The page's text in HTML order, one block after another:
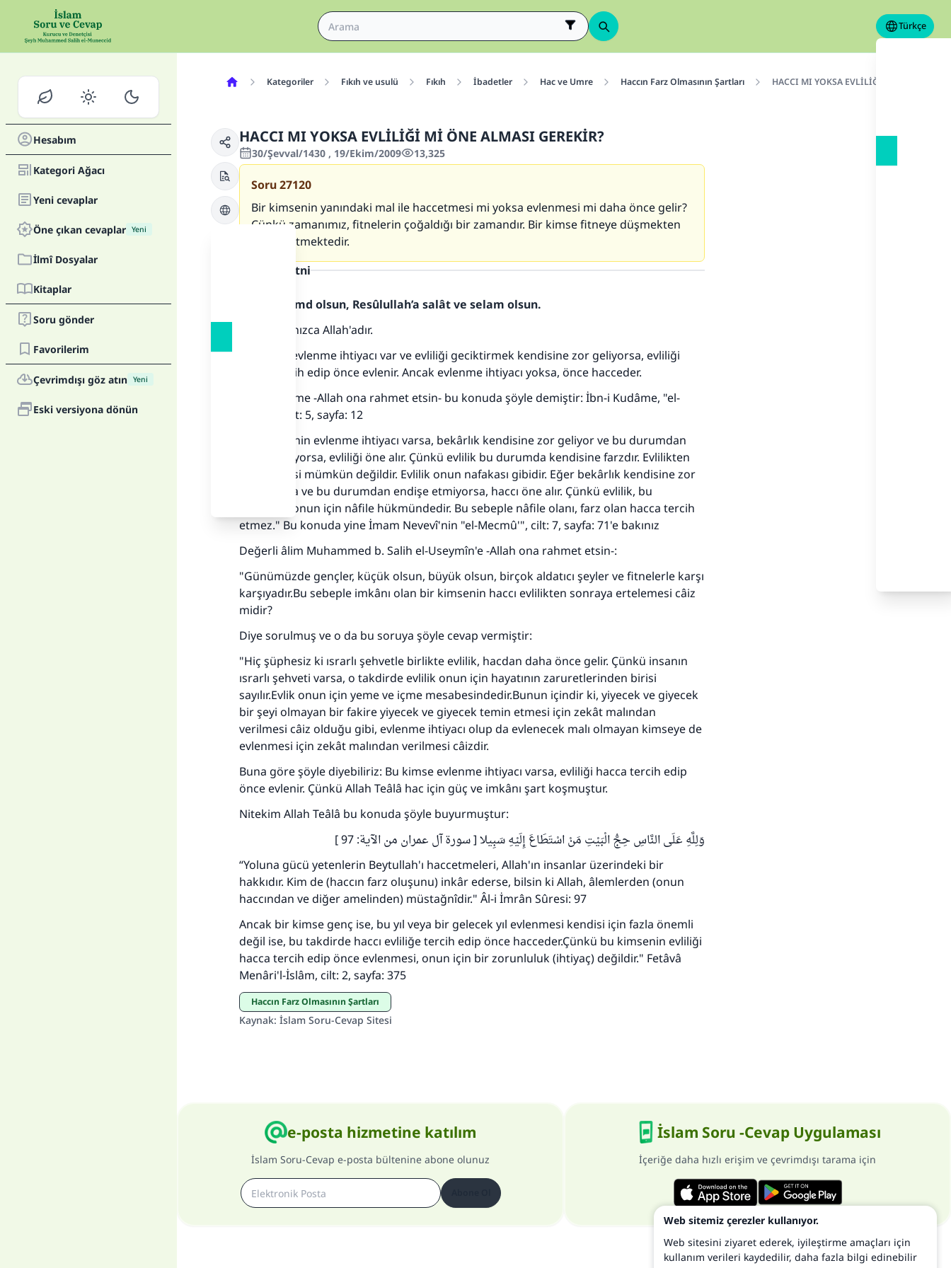
Türkçe
Hesabım
Kategori Ağacı
Yeni cevaplar
Öne çıkan cevaplar Yeni
İlmî Dosyalar
Kitaplar
Soru gönder
Favorilerim
Çevrimdışı göz atın Yeni
Eski versiyona dönün
Kategoriler Fıkıh ve usulü Fıkıh İbadetler Hac ve Umre Haccın Farz Olmasının Şartları HACCI MI YOKSA EVLİLİĞİ Mİ ÖNE
HACCI MI YOKSA EVLİLİĞİ Mİ ÖNE ALMASI GEREKİR?
30/Şevval/1430 , 19/Ekim/2009 13,325
Soru27120
Bir kimsenin yanındaki mal ile haccetmesi mi yoksa evlenmesi mi daha önce gelir?
Çünkü zamanımız, fitnelerin çoğaldığı bir zamandır. Bir kimse fitneye düşmekten
endişe etmektedir.
Cevap metni
Allah'a hamd olsun, Resûlullah’a salât ve selam olsun.
Hamd, yalnızca Allah'adır.
Bir kimse evlenme ihtiyacı var ve evliliği geciktirmek kendisine zor geliyorsa, evliliği
hacca tercih edip önce evlenir. Ancak evlenme ihtiyacı yoksa, önce hacceder.
İbn-i Kudâme -Allah ona rahmet etsin- bu konuda şöyle demiştir: İbn-i Kudâme, "el-
Muğnî", cilt: 5, sayfa: 12
"Bir kimsenin evlenme ihtiyacı varsa, bekârlık kendisine zor geliyor ve bu durumdan
endişe ediyorsa, evliliği öne alır. Çünkü evlilik bu durumda kendisine farzdır. Evlilikten
vazgeçmesi mümkün değildir. Evlilik onun nafakası gibidir. Eğer bekârlık kendisine zor
gelmiyorsa ve bu durumdan endişe etmiyorsa, haccı öne alır. Çünkü evlilik, bu
durumda onun için nâfile hükmündedir. Bu sebeple nâfile olanı, farz olan hacca tercih
etmez." Bu konuda yine İmam Nevevî'nin "el-Mecmû'", cilt: 7, sayfa: 71'e bakınız
Değerli âlim Muhammed b. Salih el-Useymîn'e -Allah ona rahmet etsin-:
"Günümüzde gençler, küçük olsun, büyük olsun, birçok aldatıcı şeyler ve fitnelerle karşı
karşıyadır.Bu sebeple imkânı olan bir kimsenin haccı evlilikten sonraya ertelemesi câiz
midir?
Diye sorulmuş ve o da bu soruya şöyle cevap vermiştir:
"Hiç şüphesiz ki ısrarlı şehvetle birlikte evlilik, hacdan daha önce gelir. Çünkü insanın
ısrarlı şehveti varsa, o takdirde evlilik onun için hayatının zaruretlerinden birisi
sayılır.Evlik onun için yeme ve içme mesabesindedir.Bunun içindir ki, yiyecek ve giyecek
bir şeyi olmayan bir fakire yiyecek ve giyecek temin etmesi için zekât malından
verilmesi câiz olduğu gibi, evlenme ihtiyacı olup da evlenecek malı olmayan kimseye de
evlenmesi için zekât malından verilmesi câizdir.
Buna göre şöyle diyebiliriz: Bu kimse evlenme ihtiyacı varsa, evliliği hacca tercih edip
önce evlenir. Çünkü Allah Teâlâ hac için güç ve imkânı şart koşmuştur.
Nitekim Allah Teâlâ bu konuda şöyle buyurmuştur:
وَلِلَّهِ عَلَى النَّاسِ حِجُّ الْبَيْتِ مَنْ اسْتَطَاعَ إِلَيْهِ سَبِيلا [ سورة آل عمران من الآية: 97 ]
“Yoluna gücü yetenlerin Beytullah'ı haccetmeleri, Allah'ın insanlar üzerindeki bir
hakkıdır. Kim de (haccın farz oluşunu) inkâr ederse, bilsin ki Allah, âlemlerden (onun
haccından ve diğer amelinden) müstağnîdir." Âl-i İmrân Sûresi: 97
Ancak bir kimse genç ise, bu yıl veya bir gelecek yıl evlenmesi kendisi için fazla önemli
değil ise, bu takdirde haccı evliliğe tercih edip önce hacceder.Çünkü bu kimsenin evliliği
hacca tercih edip önce evlenmesi, onun için bir zorunluluk (ihtiyaç) değildir." Fetâvâ
Menâri'l-İslâm, cilt: 2, sayfa: 375
Haccın Farz Olmasının Şartları
Kaynak: İslam Soru-Cevap Sitesi
e-posta hizmetine katılım
İslam Soru-Cevap e-posta bültenine abone olunuz
İslam Soru -Cevap Uygulaması
İçeriğe daha hızlı erişim ve çevrimdışı tarama için
110845 Nolu Cevap, bir evliliği kurtardı.
Rasulullah ﷺ şöyle dedi:
Her kim bir hayra yol gösterirse , hayrı yapan kişinin sevabı kadar
ona sevap yazılır.
(MUSLIM 1893)
Şimdi katkı yapın!
Web sitemiz çerezler kullanıyor.
Web sitesini ziyaret ederek, iyileştirme amaçları için
kullanım verileri kaydedilir, daha fazla bilgi edinebilir